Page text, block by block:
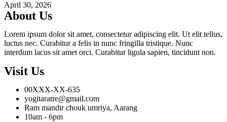
April 30, 2026
About Us
Lorem ipsum dolor sit amet, consectetur adipiscing elit. Ut elit tellus,
luctus nec. Curabitur a felis in nunc fringilla tristique. Nunc
interdum lacus sit amet orci. Curabitur ligula sapien, tincidunt non.
Visit Us
00XXX-XX-635
yogitaratre@gmail.com
Ram mandir chouk umriya, Aarang
10am - 6pm